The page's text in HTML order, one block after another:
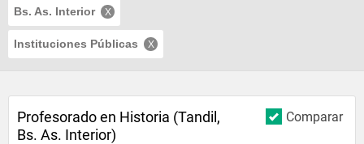
Bs. As. Interior
Instituciones Públicas
Comparar
Profesorado en Historia (Tandil,
Bs. As. Interior)